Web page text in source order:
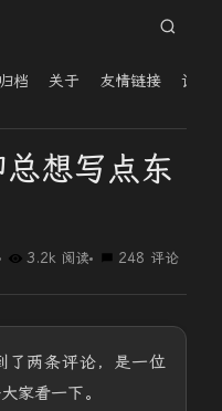
归档 关于 友情链接 读者
想写点东
3.2k 阅读 248 评论
了两条评论，是一位
家看一下。